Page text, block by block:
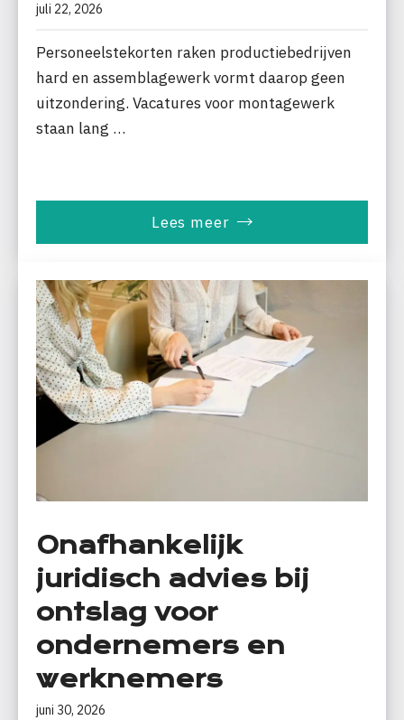
juli 22, 2026
Personeelstekorten raken productiebedrijven
hard en assemblagewerk vormt daarop geen
uitzondering. Vacatures voor montagewerk
staan lang …
Lees meer
Onafhankelijk
juridisch advies bij
ontslag voor
ondernemers en
werknemers
juni 30, 2026